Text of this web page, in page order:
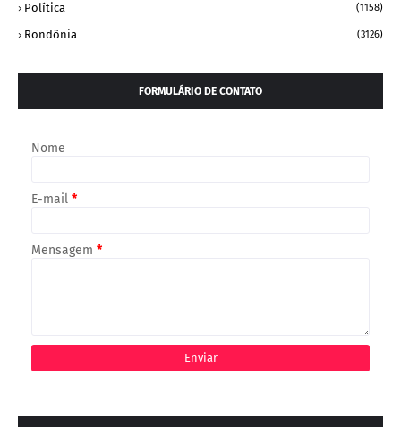
Política (1158)
Rondônia (3126)
FORMULÁRIO DE CONTATO
Nome
E-mail *
Mensagem *